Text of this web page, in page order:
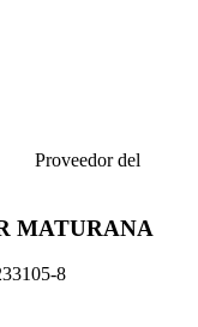
Proveedor del
MATURANA
8